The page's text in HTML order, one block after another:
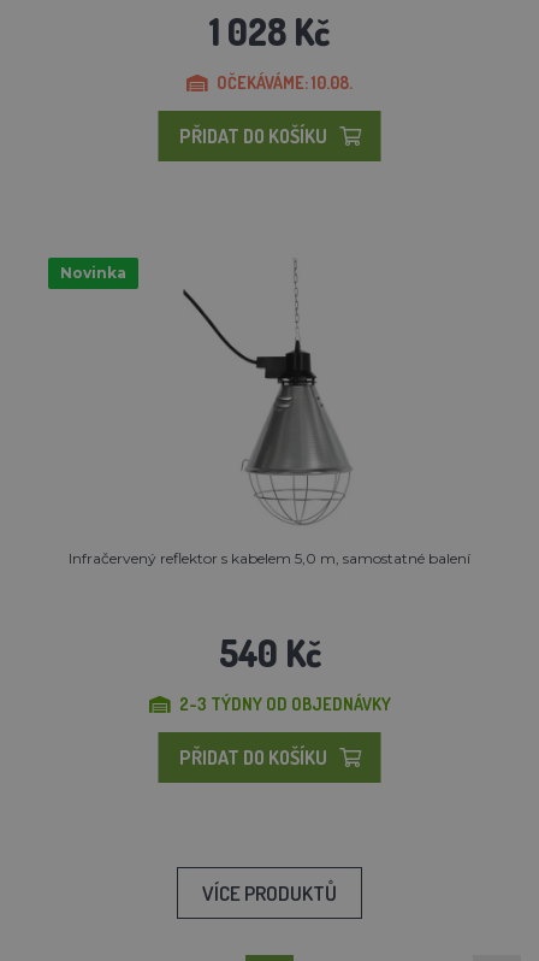
1 028 Kč
OČEKÁVÁME: 10.08.
PŘIDAT DO KOŠÍKU
Novinka
Infračervený reflektor s kabelem 5,0 m, samostatné balení
540 Kč
2-3 TÝDNY OD OBJEDNÁVKY
PŘIDAT DO KOŠÍKU
VÍCE PRODUKTŮ